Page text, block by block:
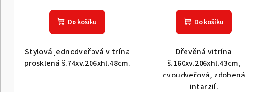
t
ů
Do košíku
Stylová jednodveřová vitrína
prosklená š.74xv.206xhl.48cm.
Do košíku
Dřevěná vitrína
š.160xv.206xhl.43cm,
dvoudveřová, zdobená
intarzií.